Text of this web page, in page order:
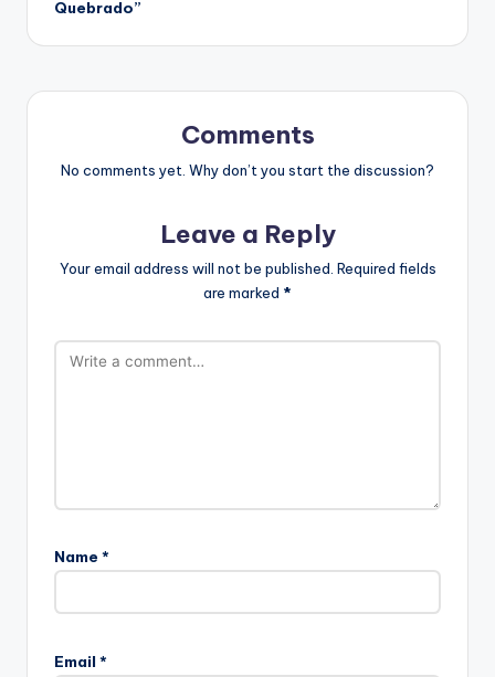
Quebrado”
Comments
No comments yet. Why don’t you start the discussion?
Leave a Reply
Your email address will not be published. Required fields
are marked *
Name *
Email *